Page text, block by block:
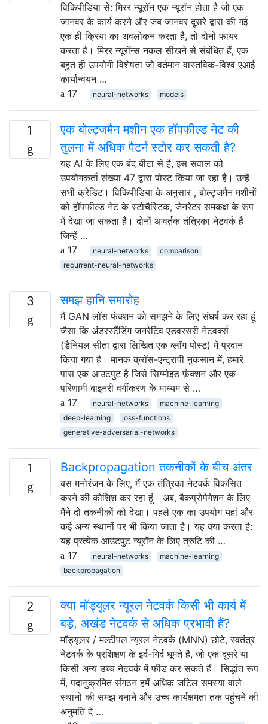
विकिपीडिया से: मिरर न्यूरॉन एक न्यूरॉन होता है जो एक
जानवर के कार्य करने और जब जानवर दूसरे द्वारा की गई
एक ही क्रिया का अवलोकन करता है, तो दोनों फायर
करता है। मिरर न्यूरॉन्स नकल सीखने से संबंधित हैं, एक
बहुत ही उपयोगी विशेषता जो वर्तमान वास्तविक-विश्व एआई
कार्यान्वयन …
17
neural-networks models
1
एक बोल्ट्जमैन मशीन एक हॉपफील्ड नेट की
तुलना में अधिक पैटर्न स्टोर कर सकती है?
यह AI के लिए एक बंद बीटा से है, इस सवाल को
उपयोगकर्ता संख्या 47 द्वारा पोस्ट किया जा रहा है। उन्हें
सभी क्रेडिट। विकिपीडिया के अनुसार , बोल्ट्जमैन मशीनों
को हॉपफील्ड नेट के स्टोचैस्टिक, जेनरेटर समकक्ष के रूप
में देखा जा सकता है। दोनों आवर्तक तंत्रिका नेटवर्क हैं
जिन्हें …
17
neural-networks
comparison
recurrent-neural-networks
3 समझ हानि समारोह
मैं GAN लॉस फंक्शन को समझने के लिए संघर्ष कर रहा हूं
जैसा कि अंडरस्टैंडिंग जनरेटिव एडवरसरी नेटवर्क्स
(डैनियल सीता द्वारा लिखित एक ब्लॉग पोस्ट) में प्रदान
किया गया है। मानक क्रॉस-एन्ट्रापी नुकसान में, हमारे
पास एक आउटपुट है जिसे सिग्मोइड फ़ंक्शन और एक
परिणामी बाइनरी वर्गीकरण के माध्यम से …
17
neural-networks
machine-learning
deep-learning
loss-functions
generative-adversarial-networks
1 Backpropagation तकनीकों के बीच अंतर
बस मनोरंजन के लिए, मैं एक तंत्रिका नेटवर्क विकसित
करने की कोशिश कर रहा हूं। अब, बैकप्रोपेगेशन के लिए
मैंने दो तकनीकों को देखा। पहले एक का उपयोग यहां और
कई अन्य स्थानों पर भी किया जाता है। यह क्या करता है:
यह प्रत्येक आउटपुट न्यूरॉन के लिए त्रुटि की …
17
neural-networks
machine-learning
backpropagation
2
क्या मॉड्यूलर न्यूरल नेटवर्क किसी भी कार्य में
बड़े, अखंड नेटवर्क से अधिक प्रभावी हैं?
मॉड्यूलर / मल्टीपल न्यूरल नेटवर्क (MNN) छोटे, स्वतंत्र
नेटवर्क के प्रशिक्षण के इर्द-गिर्द घूमते हैं, जो एक दूसरे या
किसी अन्य उच्च नेटवर्क में फीड कर सकते हैं। सिद्धांत रूप
में, पदानुक्रमित संगठन हमें अधिक जटिल समस्या वाले
स्थानों की समझ बनाने और उच्च कार्यक्षमता तक पहुंचने की
अनुमति दे …